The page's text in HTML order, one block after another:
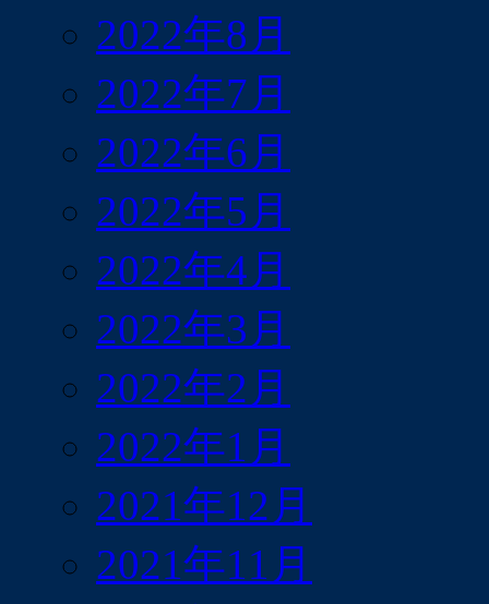
2022年8月
2022年7月
2022年6月
2022年5月
2022年4月
2022年3月
2022年2月
2022年1月
2021年12月
2021年11月